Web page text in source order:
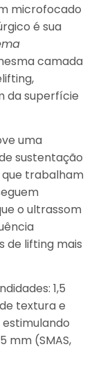
microfocado
é sua
camada
da superfície
uma
sustentação
que trabalham
o ultrassom
de lifting mais
1,5
textura e
mm (SMAS,